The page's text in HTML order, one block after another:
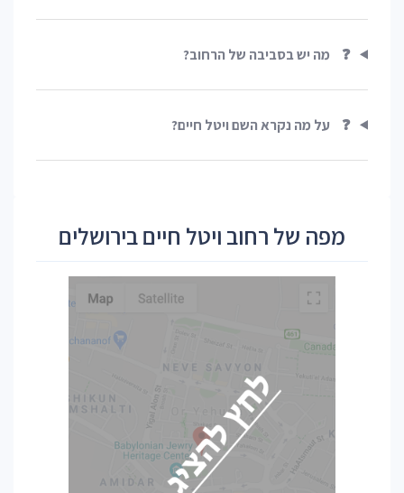
❓ מה יש בסביבה של הרחוב?
❓ על מה נקרא השם ויטל חיים?
מפה של רחוב ויטל חיים בירושלים